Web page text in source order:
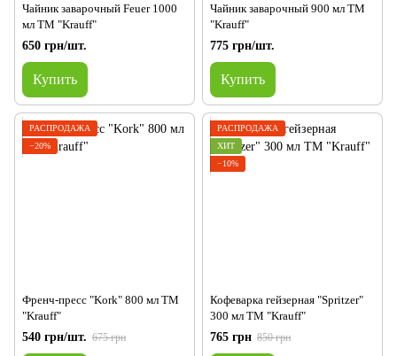
Чайник заварочный Feuer 1000
мл ТМ "Krauff"
650 грн/шт.
Купить
Чайник заварочный 900 мл ТМ
"Krauff"
775 грн/шт.
Купить
РАСПРОДАЖА
−20%
Френч-пресс "Kork" 800 мл ТМ
"Krauff"
540 грн/шт. 675 грн
РАСПРОДАЖА
ХИТ
−10%
Кофеварка гейзерная "Spritzer"
300 мл TM "Krauff"
765 грн 850 грн